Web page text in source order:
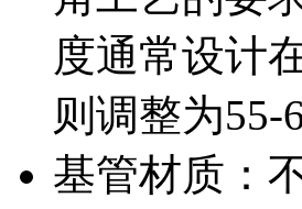
度通常设计
则调整为55-
基管材质：